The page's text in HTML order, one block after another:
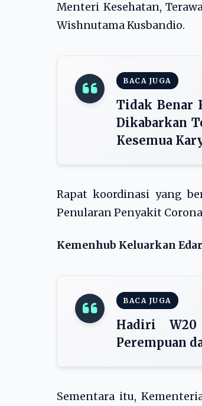
Menteri Kesehatan,
Wishnutama Kusbandio.
BACA JUGA
Tidak Benar
Dikabarkan
Kesemua
Rapat koordinasi yang
Penularan Penyakit
Kemenhub Keluarkan
BACA JUGA
Hadiri
Perempuan
Sementara itu,